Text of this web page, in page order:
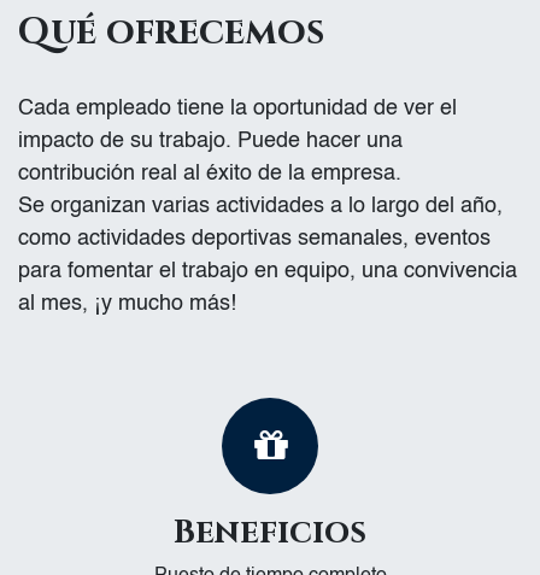
Qué ofrecemos
Cada empleado tiene la oportunidad de ver el
impacto de su trabajo. Puede hacer una
contribución real al éxito de la empresa.
Se organizan varias actividades a lo largo del año,
como actividades deportivas semanales, eventos
para fomentar el trabajo en equipo, una convivencia
al mes, ¡y mucho más!
Beneficios